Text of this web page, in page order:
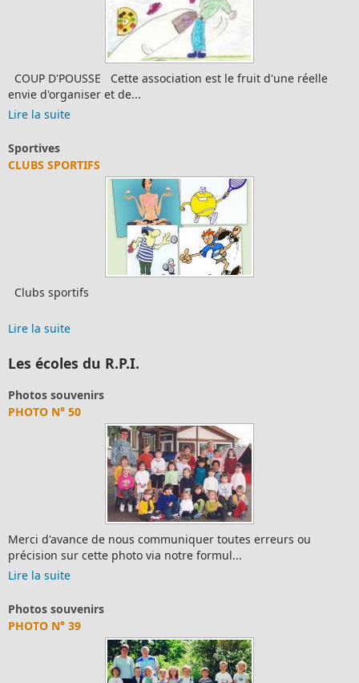
COUP D'POUSSE Cette association est le fruit d'une réelle
envie d'organiser et de...
Lire la suite
Sportives
CLUBS SPORTIFS
Clubs sportifs
Lire la suite
Les écoles du R.P.I.
Photos souvenirs
PHOTO N° 50
Merci d'avance de nous communiquer toutes erreurs ou
précision sur cette photo via notre formul...
Lire la suite
Photos souvenirs
PHOTO N° 39